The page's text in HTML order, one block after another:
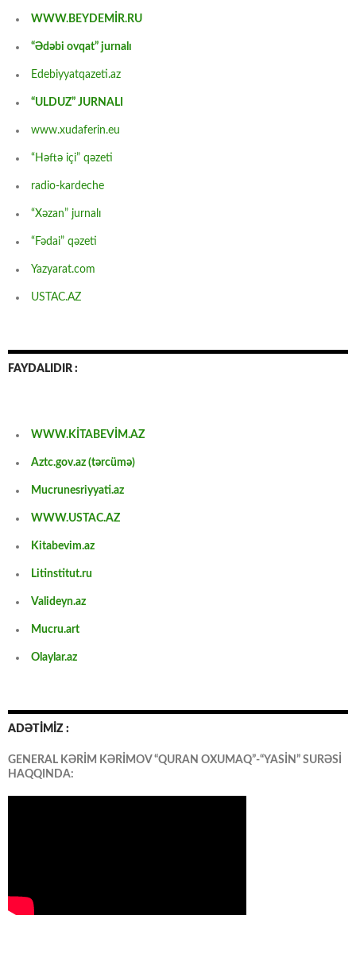
WWW.BEYDEMİR.RU
“Ədəbi ovqat” jurnalı
Edebiyyatqazeti.az
“ULDUZ” JURNALI
www.xudaferin.eu
“Həftə içi” qəzeti
radio-kardeche
“Xəzan” jurnalı
“Fədai” qəzeti
Yazyarat.com
USTAC.AZ
FAYDALIDIR :
WWW.KİTABEVİM.AZ
Aztc.gov.az (tərcümə)
Mucrunesriyyati.az
WWW.USTAC.AZ
Kitabevim.az
Litinstitut.ru
Valideyn.az
Mucru.art
Olaylar.az
ADƏTİMİZ :
GENERAL KƏRİM KƏRİMOV “QURAN OXUMAQ”-“YASİN” SURƏSİ
HAQQINDA: